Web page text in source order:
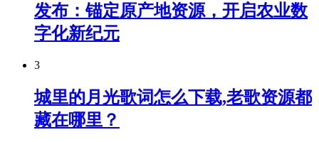
发布：锚定原产地资源，开启农业数
字化新纪元
3
城里的月光歌词怎么下载,老歌资源都
藏在哪里？